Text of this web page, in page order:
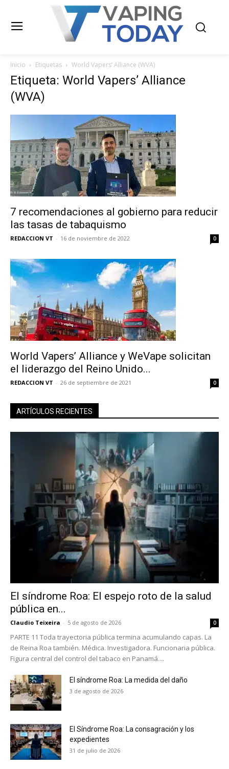
No te pierdas de las
últimas noticias
Inicio Etiquetas World Vapers’ Alliance (WVA)
Etiqueta: World Vapers’ Alliance
(WVA)
7 recomendaciones al gobierno para reducir
las tasas de tabaquismo
REDACCION VT - 16 de noviembre de 2022 0
World Vapers’ Alliance y WeVape solicitan
el liderazgo del Reino Unido...
REDACCION VT - 26 de septiembre de 2021 0
ARTÍCULOS RECIENTES
El síndrome Roa: El espejo roto de la salud
pública en...
Claudio Teixeira - 5 de agosto de 2026 0
PARTE 11 Toda trayectoria pública termina acumulando capas. La
de Reina Roa también. Médica. Investigadora. Funcionaria pública.
Figura central del control del tabaco en Panamá....
El síndrome Roa: La medida del daño
3 de agosto de 2026
El Síndrome Roa: La consagración y los
expedientes
31 de julio de 2026